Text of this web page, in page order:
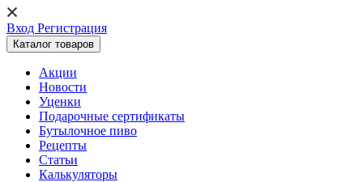
Вход Регистрация
Каталог товаров
Акции
Новости
Уценки
Подарочные сертификаты
Бутылочное пиво
Рецепты
Статьи
Калькуляторы